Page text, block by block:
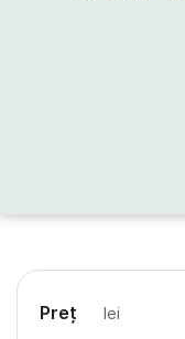
Preț lei